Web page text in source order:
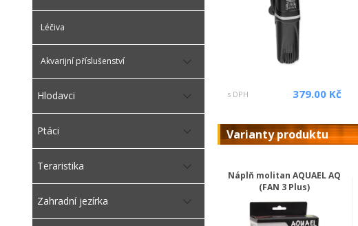
Léčiva
Akvarijní příslušenství
Hlodavci
Ptáci
Teraristika
Zahradní jezírka
s DPH 379.00 Kč
Varianty produktu
Náplň molitan AQUAEL AQ
(FAN 3 Plus)